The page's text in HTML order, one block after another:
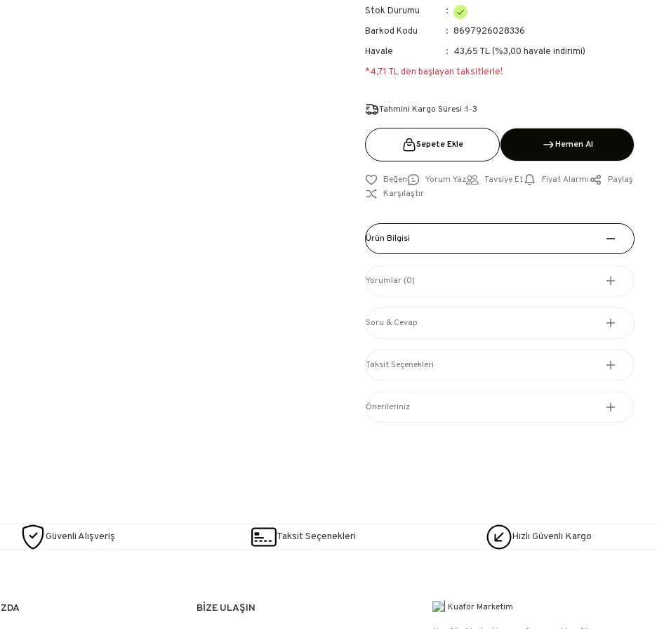
Stok Durumu
Barkod Kodu
8697926028336
Havale
43,65 TL (%3,00 havale indirimi)
*4,71 TL den başlayan taksitlerle!
Tahmini Kargo Süresi :1-3
Sepete Ekle Hemen Al
Yorum Yaz Tavsiye Et Fiyat Alarmı
Paylaş
Karşılaştır
Ürün Bilgisi
Yorumlar (0)
Soru & Cevap
Taksit Seçenekleri
Önerileriniz
Güvenli Alışveriş Taksit Seçenekleri Hızlı Güvenli Kargo
BİZE ULAŞIN